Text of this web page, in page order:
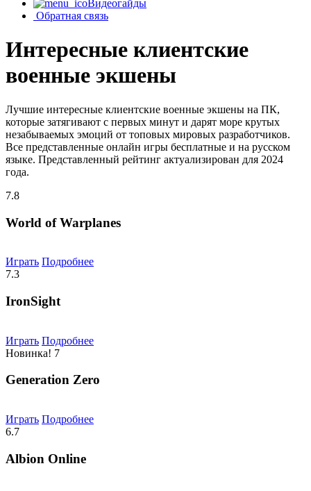
Видеогайды
Обратная связь
Интересные клиентские
военные экшены
Лучшие интересные клиентские военные экшены на ПК,
которые затягивают с первых минут и дарят море крутых
незабываемых эмоций от топовых мировых разработчиков.
Все представленные онлайн игры бесплатные и на русском
языке. Представленный рейтинг актуализирован для 2024
года.
7.8
World of Warplanes
Играть Подробнее
7.3
IronSight
Играть Подробнее
Новинка! 7
Generation Zero
Играть Подробнее
6.7
Albion Online